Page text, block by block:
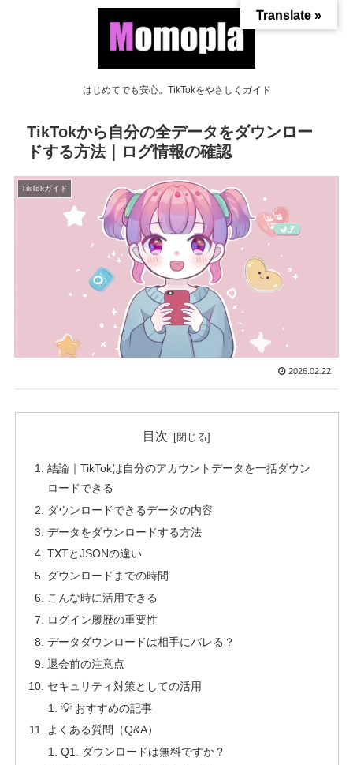
はじめてでも安心。TikTokをやさしくガイド
TikTokから自分の全データをダウンロー
ドする方法｜ログ情報の確認
TikTokガイド
2026.02.22
目次
結論｜TikTokは自分のアカウントデータを一括ダウン
ロードできる
ダウンロードできるデータの内容
データをダウンロードする方法
TXTとJSONの違い
ダウンロードまでの時間
こんな時に活用できる
ログイン履歴の重要性
データダウンロードは相手にバレる？
退会前の注意点
セキュリティ対策としての活用
💡 おすすめの記事
よくある質問（Q&A）
Q1. ダウンロードは無料ですか？
Translate »